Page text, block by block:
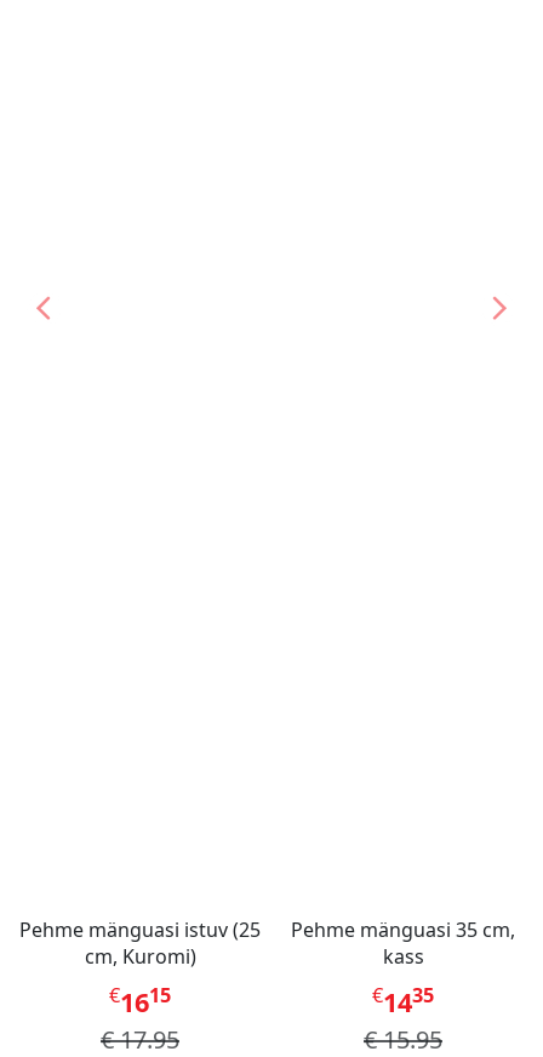
Pehme mänguasi istuv (25
cm, Kuromi)
€1615
€17.95
Pehme mänguasi 35 cm,
kass
€1435
€15.95